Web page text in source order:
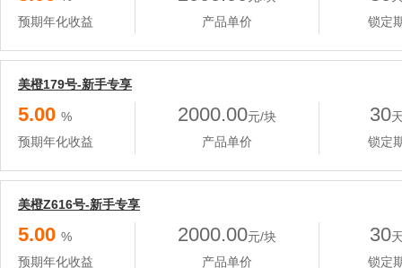
预期年化收益
产品单价
锁定
美橙179号-新手专享
5.00 %
预期年化收益
2000.00元/块
产品单价
30
锁定
美橙Z616号-新手专享
5.00 %
预期年化收益
2000.00元/块
产品单价
30
锁定